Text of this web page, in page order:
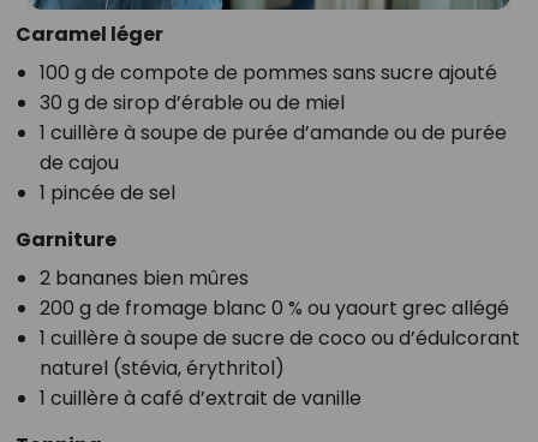
Caramel léger
100 g de compote de pommes sans sucre ajouté
30 g de sirop d’érable ou de miel
1 cuillère à soupe de purée d’amande ou de purée
de cajou
1 pincée de sel
Garniture
2 bananes bien mûres
200 g de fromage blanc 0 % ou yaourt grec allégé
1 cuillère à soupe de sucre de coco ou d’édulcorant
naturel (stévia, érythritol)
1 cuillère à café d’extrait de vanille